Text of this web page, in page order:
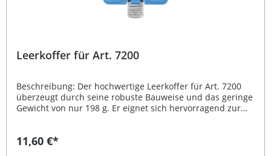
Leerkoffer für Art. 7200
Beschreibung: Der hochwertige Leerkoffer für Art. 7200
überzeugt durch seine robuste Bauweise und das geringe
Gewicht von nur 198 g. Er eignet sich hervorragend zur
Konstruktion bietet der Koffer optimalen Schutz vor Staub,
11,60 €*